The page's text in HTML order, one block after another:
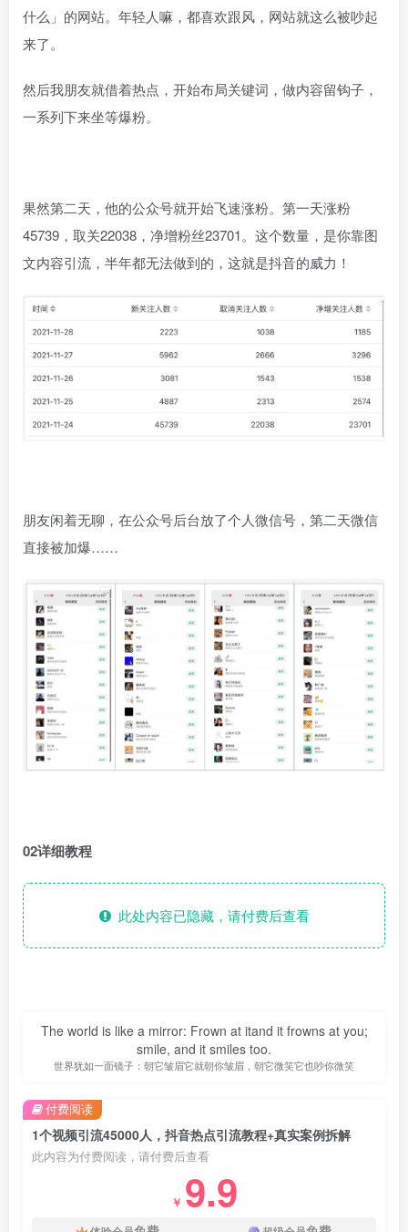
什么」的网站。年轻人嘛，都喜欢跟风，网站就这么被吵起
来了。
然后我朋友就借着热点，开始布局关键词，做内容留钩子，
一系列下来坐等爆粉。
果然第二天，他的公众号就开始飞速涨粉。第一天涨粉
45739，取关22038，净增粉丝23701。这个数量，是你靠图
文内容引流，半年都无法做到的，这就是抖音的威力！
朋友闲着无聊，在公众号后台放了个人微信号，第二天微信
直接被加爆……
02详细教程
此处内容已隐藏，请付费后查看
The world is like a mirror: Frown at itand it frowns at you;
smile, and it smiles too.
世界犹如一面镜子：朝它皱眉它就朝你皱眉，朝它微笑它也吵你微笑
1个视频引流45000人，抖音热点引流教程+真实案例拆解
此内容为付费阅读，请付费后查看
￥ 9.9
付费阅读